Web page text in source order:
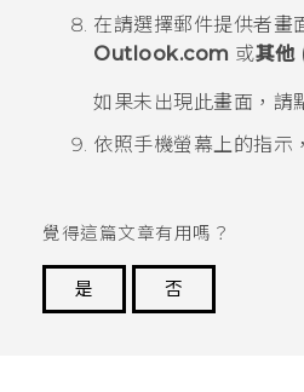
在請選擇郵件提供者畫
Outlook.com 或其
如果未出現此畫面，請
依照手機螢幕上的指示
覺得這篇文章有用嗎？
是
否